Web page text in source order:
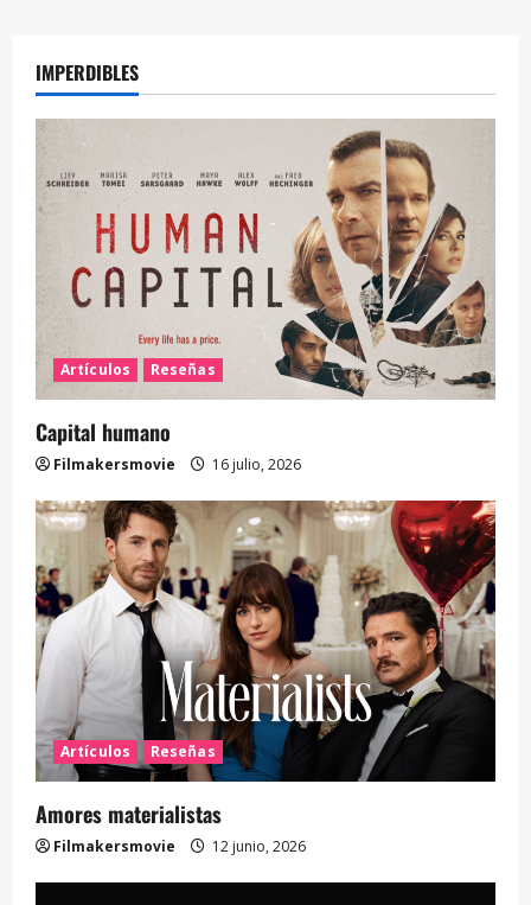
IMPERDIBLES
Artículos Reseñas
Capital humano
Filmakersmovie 16 julio, 2026
Artículos Reseñas
Amores materialistas
Filmakersmovie 12 junio, 2026